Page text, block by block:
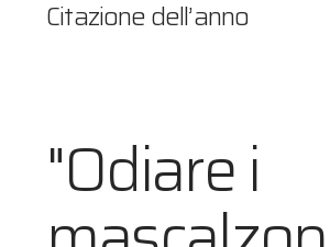
Citazione dell’anno
"Odiare i